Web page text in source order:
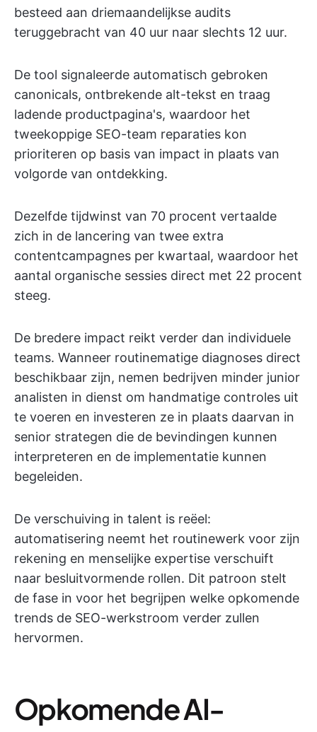
besteed aan driemaandelijkse audits
teruggebracht van 40 uur naar slechts 12 uur.
De tool signaleerde automatisch gebroken
canonicals, ontbrekende alt-tekst en traag
ladende productpagina's, waardoor het
tweekoppige SEO-team reparaties kon
prioriteren op basis van impact in plaats van
volgorde van ontdekking.
Dezelfde tijdwinst van 70 procent vertaalde
zich in de lancering van twee extra
contentcampagnes per kwartaal, waardoor het
aantal organische sessies direct met 22 procent
steeg.
De bredere impact reikt verder dan individuele
teams. Wanneer routinematige diagnoses direct
beschikbaar zijn, nemen bedrijven minder junior
analisten in dienst om handmatige controles uit
te voeren en investeren ze in plaats daarvan in
senior strategen die de bevindingen kunnen
interpreteren en de implementatie kunnen
begeleiden.
De verschuiving in talent is reëel:
automatisering neemt het routinewerk voor zijn
rekening en menselijke expertise verschuift
naar besluitvormende rollen. Dit patroon stelt
de fase in voor het begrijpen welke opkomende
trends de SEO-werkstroom verder zullen
hervormen.
Opkomende AI-